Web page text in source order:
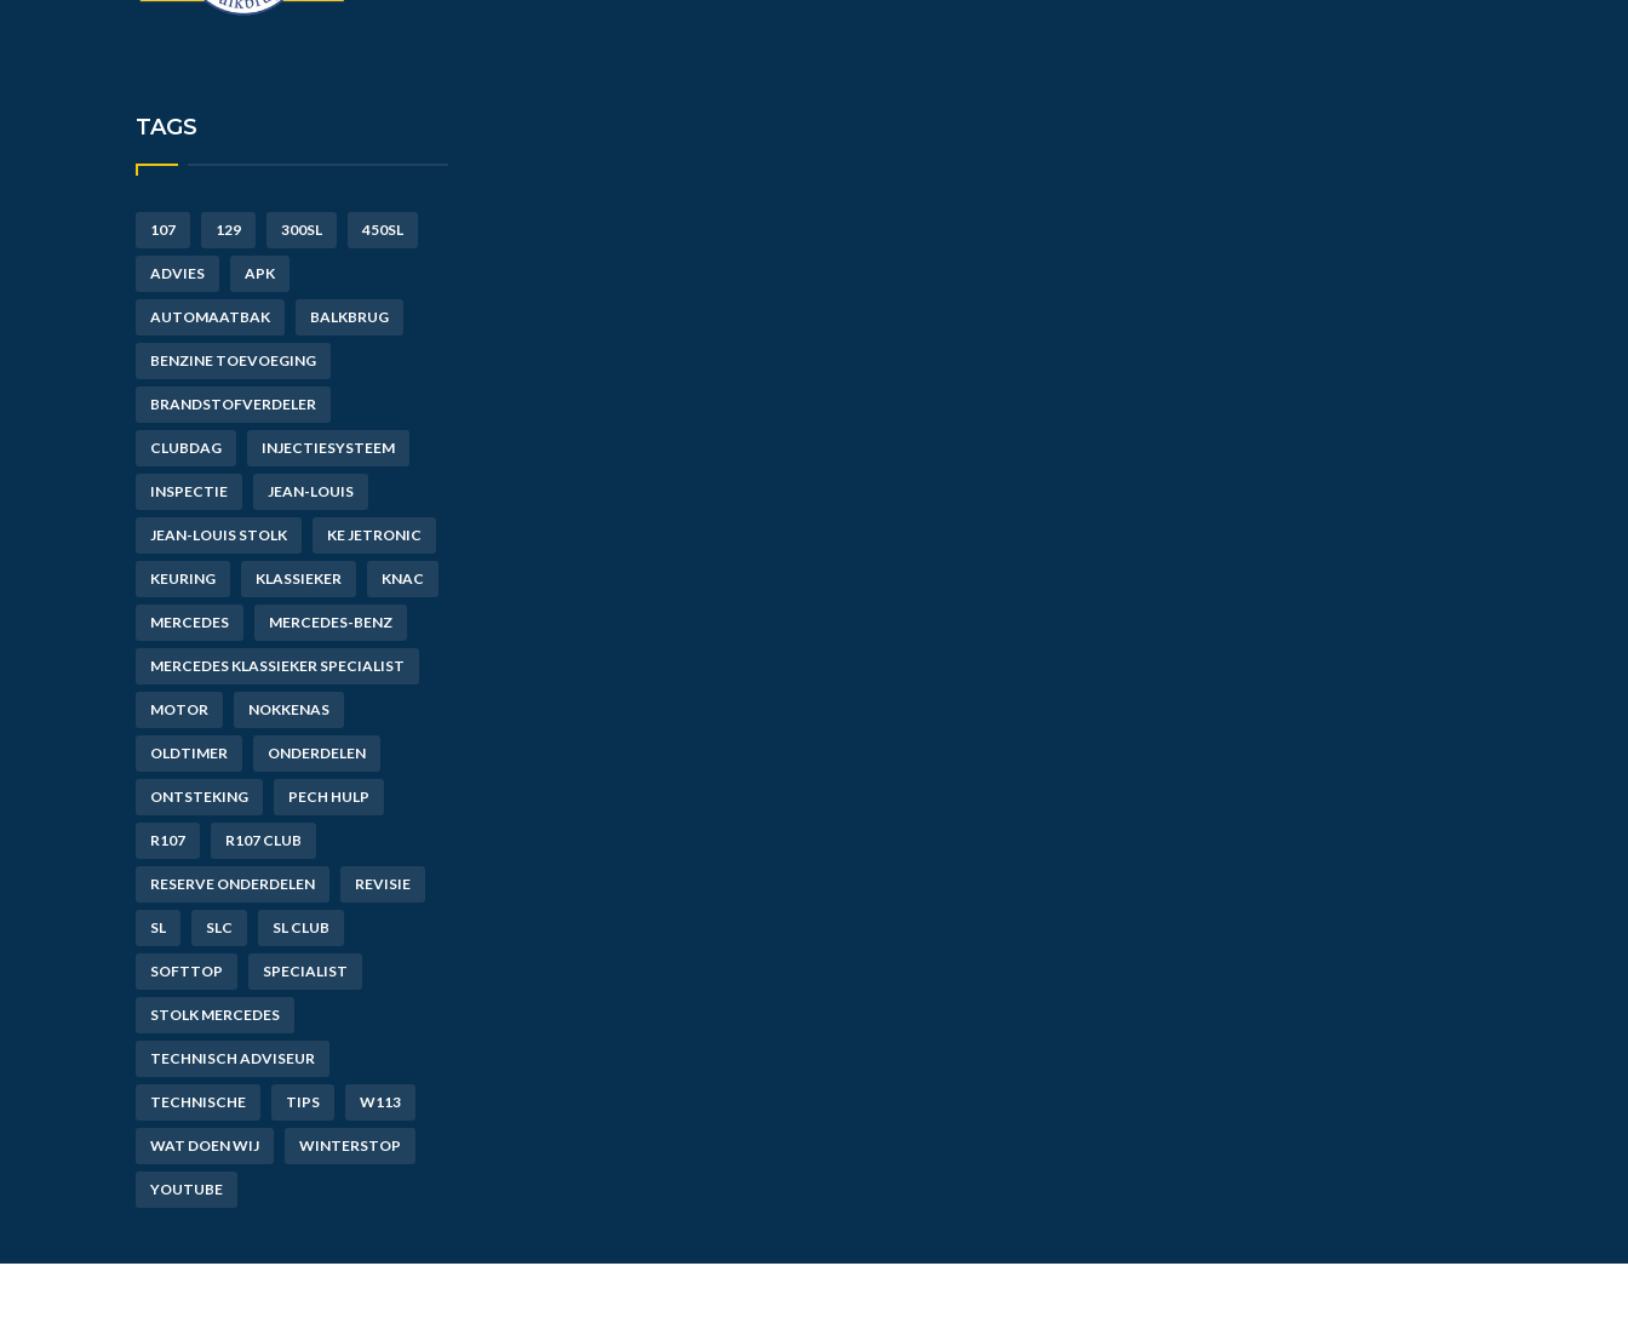
TAGS
107 129 300SL 450SL
ADVIES APK
AUTOMAATBAK BALKBRUG
BENZINE TOEVOEGING
BRANDSTOFVERDELER
CLUBDAG INJECTIESYSTEEM
INSPECTIE JEAN-LOUIS
JEAN-LOUIS STOLK KE JETRONIC
KEURING KLASSIEKER KNAC
MERCEDES MERCEDES-BENZ
MERCEDES KLASSIEKER SPECIALIST
MOTOR NOKKENAS
OLDTIMER ONDERDELEN
ONTSTEKING PECH HULP
R107 R107 CLUB
RESERVE ONDERDELEN REVISIE
SL SLC SL CLUB
SOFTTOP SPECIALIST
STOLK MERCEDES
TECHNISCH ADVISEUR
TECHNISCHE TIPS W113
WAT DOEN WIJ WINTERSTOP
YOUTUBE